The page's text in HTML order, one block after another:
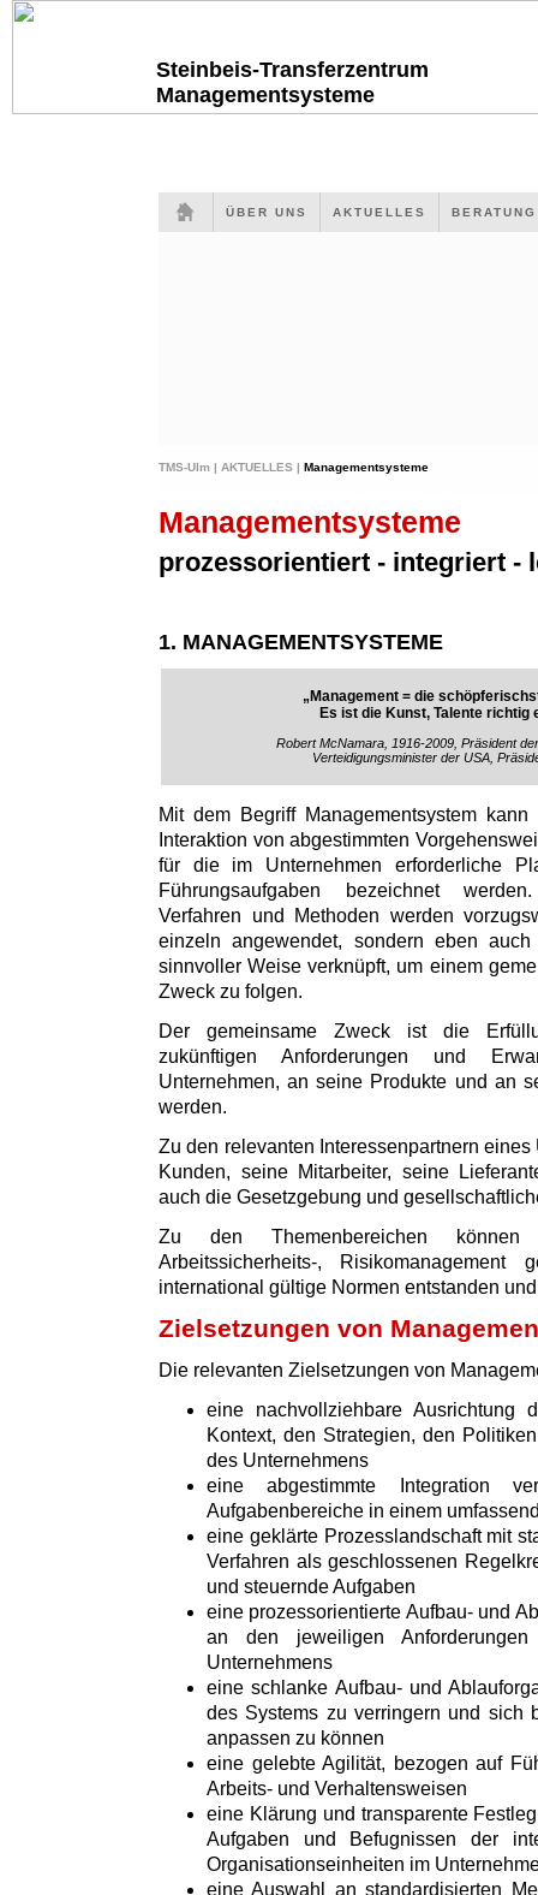
Steinbeis-Transferzentrum
Managementsysteme
ÜBER UNS AKTUELLES
TMS-Ulm | AKTUELLES | Managementsysteme
Managementsysteme
prozessorientiert - integriert -
1. MANAGEMENTSYSTEME
„Management = die
Es ist die Kunst, Talente richtig
Robert McNamara, 1916-2009, Präsident
Verteidigungsminister der USA,
Mit dem Begriff Managementsystem
Interaktion von abgestimmten
für die im Unternehmen erforderliche
Führungsaufgaben bezeichnet
Verfahren und Methoden werden
einzeln angewendet, sondern eben
sinnvoller Weise verknüpft, um einem
Zweck zu folgen.
Der gemeinsame Zweck ist die
zukünftigen Anforderungen und
Unternehmen, an seine Produkte und an
werden.
Zu den relevanten Interessenpartnern
Kunden, seine Mitarbeiter, seine
auch die Gesetzgebung und
Zu den Themenbereichen
Arbeitssicherheits-,
international gültige Normen entstanden
Zielsetzungen von
Die relevanten Zielsetzungen von
eine nachvollziehbare Ausrichtung
Kontext, den Strategien, den
des Unternehmens
eine abgestimmte Integration
Aufgabenbereiche in einem
eine geklärte Prozesslandschaft mit
Verfahren als geschlossenen
und steuernde Aufgaben
eine prozessorientierte Aufbau- und
an den jeweiligen
Unternehmens
eine schlanke Aufbau- und
des Systems zu verringern und sich
anpassen zu können
eine gelebte Agilität, bezogen auf
Arbeits- und Verhaltensweisen
eine Klärung und transparente
Aufgaben und Befugnissen der
Organisationseinheiten im
eine Auswahl an standardisierten